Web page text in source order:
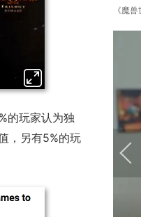
的玩家认为独
，另有5%的玩
《魔